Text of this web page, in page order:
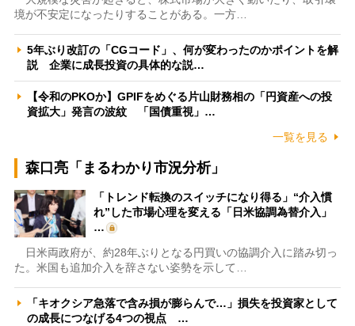
境が不安定になったりすることがある。一方…
5年ぶり改訂の「CGコード」、何が変わったのかポイントを解
説 企業に成長投資の具体的な説…
【令和のPKOか】GPIFをめぐる片山財務相の「円資産への投
資拡大」発言の波紋 「国債重視」…
一覧を見る
森口亮「まるわかり市況分析」
「トレンド転換のスイッチになり得る」“介入慣
れ”した市場心理を変える「日米協調為替介入」
…
日米両政府が、約28年ぶりとなる円買いの協調介入に踏み切っ
た。米国も追加介入を辞さない姿勢を示して…
「キオクシア急落で含み損が膨らんで…」損失を投資家として
の成長につなげる4つの視点 …